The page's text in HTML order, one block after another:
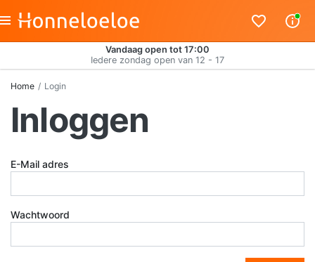
Vandaag open tot 17:00
Iedere zondag open van 12 - 17
Home Login
Inloggen
E-Mail adres
Wachtwoord